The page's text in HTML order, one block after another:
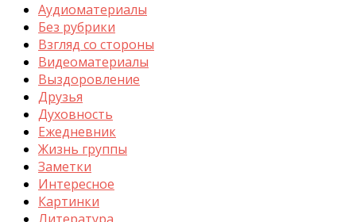
Аудиоматериалы
Без рубрики
Взгляд со стороны
Видеоматериалы
Выздоровление
Друзья
Духовность
Ежедневник
Жизнь группы
Заметки
Интересное
Картинки